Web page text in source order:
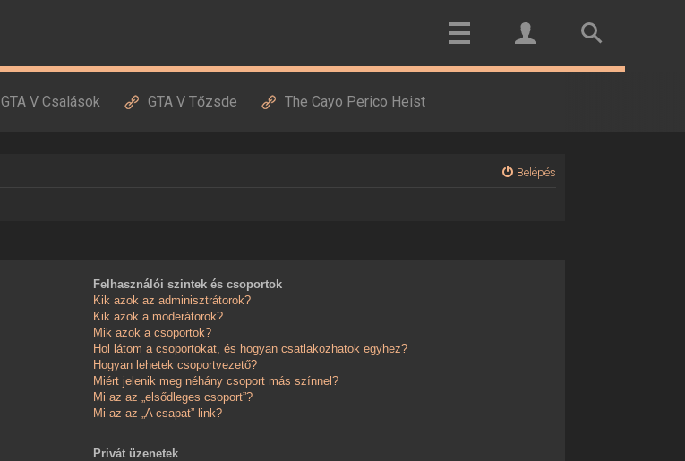
GTA V Csalások GTA V Tőzsde The Cayo Perico Heist
Belépés
Felhasználói szintek és csoportok
Kik azok az adminisztrátorok?
Kik azok a moderátorok?
Mik azok a csoportok?
Hol látom a csoportokat, és hogyan csatlakozhatok egyhez?
Hogyan lehetek csoportvezető?
Miért jelenik meg néhány csoport más színnel?
Mi az az „elsődleges csoport”?
Mi az az „A csapat” link?
Privát üzenetek